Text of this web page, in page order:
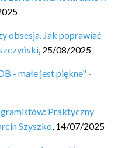
obsesja. Jak poprawiać
, 25/08/2025
- małe jest piękne" -
Praktyczny
Szyszko, 14/07/2025